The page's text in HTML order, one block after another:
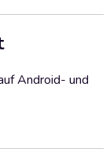
Android- und